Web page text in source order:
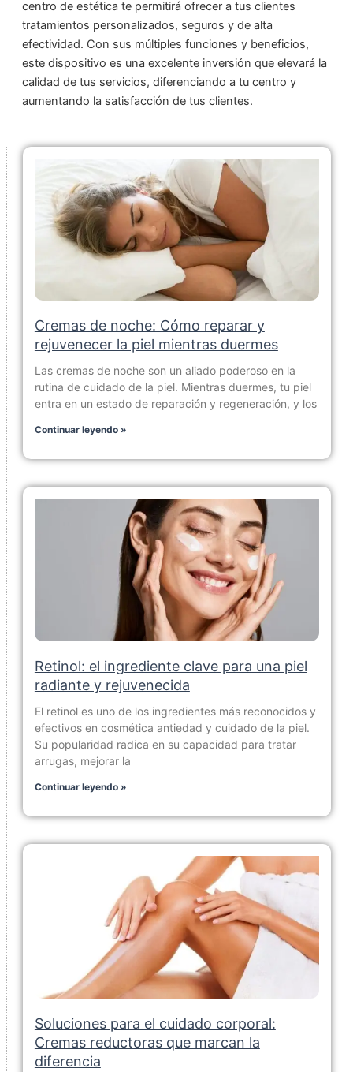
centro de estética te permitirá ofrecer a tus clientes
tratamientos personalizados, seguros y de alta
efectividad. Con sus múltiples funciones y beneficios,
este dispositivo es una excelente inversión que elevará la
calidad de tus servicios, diferenciando a tu centro y
aumentando la satisfacción de tus clientes.
Cremas de noche: Cómo reparar y
rejuvenecer la piel mientras duermes
Las cremas de noche son un aliado poderoso en la
rutina de cuidado de la piel. Mientras duermes, tu piel
entra en un estado de reparación y regeneración, y los
Continuar leyendo »
Retinol: el ingrediente clave para una piel
radiante y rejuvenecida
El retinol es uno de los ingredientes más reconocidos y
efectivos en cosmética antiedad y cuidado de la piel.
Su popularidad radica en su capacidad para tratar
arrugas, mejorar la
Continuar leyendo »
Soluciones para el cuidado corporal:
Cremas reductoras que marcan la
diferencia